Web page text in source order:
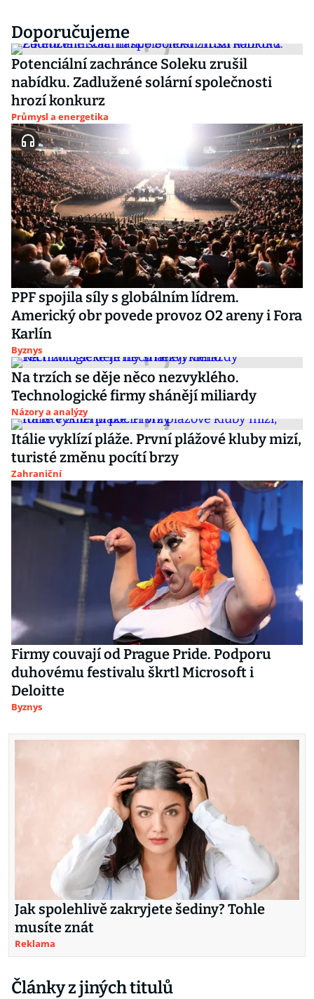
Doporučujeme
Potenciální zachránce Soleku zrušil
nabídku. Zadlužené solární společnosti
hrozí konkurz
Průmysl a energetika
PPF spojila síly s globálním lídrem.
Americký obr povede provoz O2 areny i Fora
Karlín
Byznys
Na trzích se děje něco nezvyklého.
Technologické firmy shánějí miliardy
Názory a analýzy
Itálie vyklízí pláže. První plážové kluby mizí,
turisté změnu pocítí brzy
Zahraniční
Firmy couvají od Prague Pride. Podporu
duhovému festivalu škrtl Microsoft i
Deloitte
Byznys
Jak spolehlivě zakryjete šediny? Tohle
musíte znát
Reklama
Články z jiných titulů